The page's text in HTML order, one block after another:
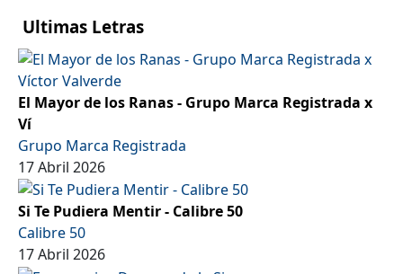
Ultimas Letras
El Mayor de los Ranas - Grupo Marca Registrada x
Ví
Grupo Marca Registrada
17 Abril 2026
Si Te Pudiera Mentir - Calibre 50
Calibre 50
17 Abril 2026